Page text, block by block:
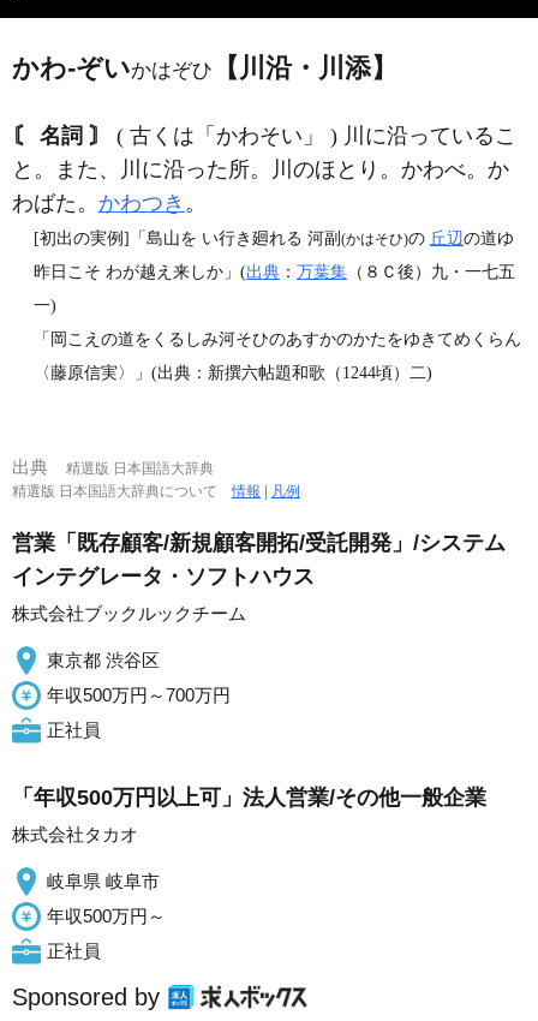
かわ‐ぞいかはぞひ 【川沿・川添】
〘 名詞 〙
( 古くは「かわそい」 ) 川に沿っているこ
と。また、川に沿った所。川のほとり。かわべ。か
わばた。 かわつき 。
[初出の実例]「島山を い行き廻れる 河副(かはそひ)の 丘辺の道ゆ
昨日こそ わが越え来しか」(出典 ： 万葉集 （８Ｃ後）九・一七五
一)
「岡こえの道をくるしみ河そひのあすかのかたをゆきてめくらん
〈藤原信実〉」(出典：新撰六帖題和歌（1244頃）二)
出典
精選版 日本国語大辞典
精選版 日本国語大辞典について情報 | 凡例
営業「既存顧客/新規顧客開拓/受託開発」/システム
インテグレータ・ソフトハウス
株式会社ブックルックチーム
東京都 渋谷区
年収500万円～700万円
正社員
「年収500万円以上可」法人営業/その他一般企業
株式会社タカオ
岐阜県 岐阜市
年収500万円～
正社員
Sponsored by